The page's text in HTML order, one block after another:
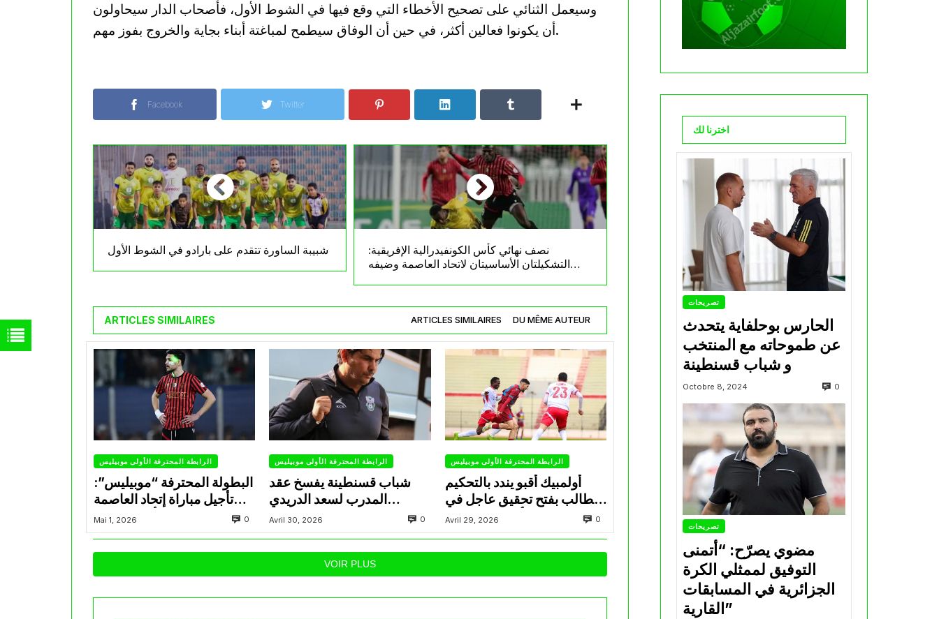
وسيعمل الثنائي على تصحيح الأخطاء التي وقع فيها في الشوط الأول، فأصحاب الدار سيحاولون
أن يكونوا فعالين أكثر، في حين أن الوفاق سيطمح لمباغتة أبناء بجاية والخروج بفوز مهم.
Facebook Twitter
شبيبة الساورة تتقدم على بارادو في الشوط الأول
نصف نهائي كأس الكونفيدرالية الإفريقية:
التشكيلتان الأساسيتان لاتحاد العاصمة وضيفه
ARTICLES SIMILAIRES ARTICLES SIMILAIRES DU MÊME AUTEUR
الرابطة المحترفة الأولى موبيليس
البطولة المحترفة “موبيليس”:
تأجيل مباراة إتحاد العاصمة
وأتلتيك بارادو
Mai 1, 2026 0
الرابطة المحترفة الأولى موبيليس
شباب قسنطينة يفسخ عقد
المدرب لسعد الدريدي
بالتراضي
Avril 30, 2026 0
الرابطة المحترفة الأولى موبيليس
أولمبيك أقبو يندد بالتحكيم
ويطالب بفتح تحقيق عاجل في
تجاوزات أثّرت على نتائج
الفريق
Avril 29, 2026 0
VOIR PLUS
اخترنا لك
تصريحات
الحارس بوحلفاية يتحدث
عن طموحاته مع المنتخب
و شباب قسنطينة
Octobre 8, 2024 0
تصريحات
مضوي يصرّح: “أتمنى
التوفيق لممثلي الكرة
الجزائرية في المسابقات
القارية”